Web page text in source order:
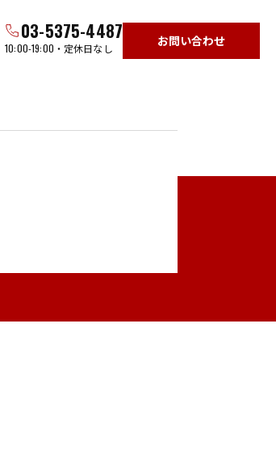
03-5375-4487
10:00-19:00 ・定休日なし お問い合わせ